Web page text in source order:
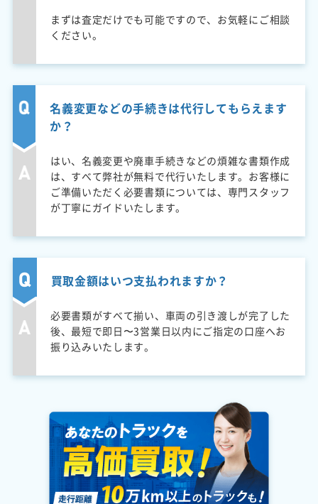
まずは査定だけでも可能ですので、お気軽にご相談
ください。
名義変更などの手続きは代行してもらえます
か？
はい、名義変更や廃車手続きなどの煩雑な書類作成
は、すべて弊社が無料で代行いたします。お客様に
ご準備いただく必要書類については、専門スタッフ
が丁寧にガイドいたします。
買取金額はいつ支払われますか？
必要書類がすべて揃い、車両の引き渡しが完了した
後、最短で即日〜3営業日以内にご指定の口座へお
振り込みいたします。